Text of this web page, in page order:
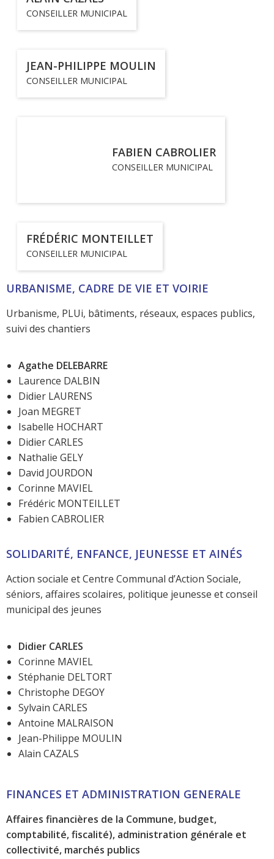
CONSEILLER MUNICIPAL
JEAN-PHILIPPE MOULIN
CONSEILLER MUNICIPAL
FABIEN CABROLIER
CONSEILLER MUNICIPAL
FRÉDÉRIC MONTEILLET
CONSEILLER MUNICIPAL
URBANISME, CADRE DE VIE ET VOIRIE
Urbanisme, PLUi, bâtiments, réseaux, espaces publics,
suivi des chantiers
Agathe DELEBARRE
Laurence DALBIN
Didier LAURENS
Joan MEGRET
Isabelle HOCHART
Didier CARLES
Nathalie GELY
David JOURDON
Corinne MAVIEL
Frédéric MONTEILLET
Fabien CABROLIER
SOLIDARITÉ, ENFANCE, JEUNESSE ET AINÉS
Action sociale et Centre Communal d’Action Sociale,
séniors, affaires scolaires, politique jeunesse et conseil
municipal des jeunes
Didier CARLES
Corinne MAVIEL
Stéphanie DELTORT
Christophe DEGOY
Sylvain CARLES
Antoine MALRAISON
Jean-Philippe MOULIN
Alain CAZALS
FINANCES ET ADMINISTRATION GENERALE
Affaires financières de la Commune, budget,
comptabilité, fiscalité), administration générale et
collectivité, marchés publics